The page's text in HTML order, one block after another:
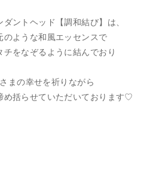
ントヘッド【調和結び】は、
のような和風エッセンスで
チをなぞるように結んでおり
まの幸せを祈りながら
め括らせていただいております♡